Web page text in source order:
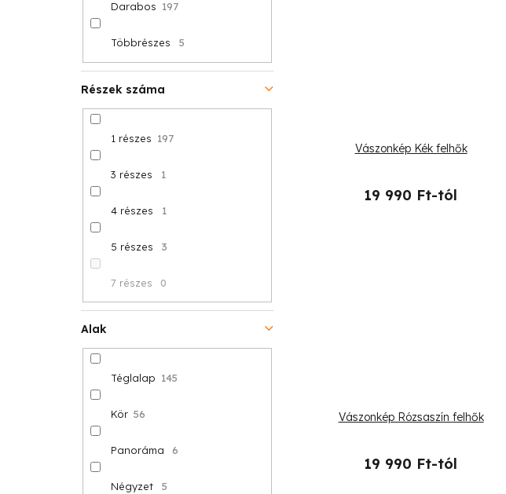
Darabos 197
Többrészes 5
Részek száma
1 részes 197
3 részes 1
4 részes 1
5 részes 3
7 részes 0
Alak
Téglalap 145
Kör 56
Panoráma 6
Négyzet 5
Vászonkép Kék felhők
19 990 Ft-tól
Vászonkép Rózsaszín felhők
19 990 Ft-tól